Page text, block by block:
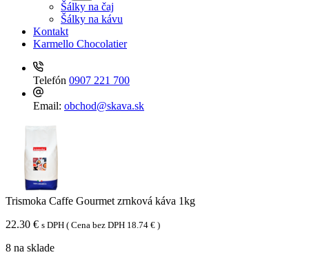
Šálky na čaj
Šálky na kávu
Kontakt
Karmello Chocolatier
Telefón 0907 221 700
Email: obchod@skava.sk
Trismoka Caffe Gourmet zrnková káva 1kg
22.30 € s DPH ( Cena bez DPH 18.74 € )
8 na sklade